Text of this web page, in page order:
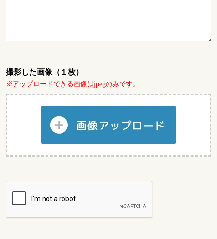
撮影した画像（１枚）
※アップロードできる画像はjpegのみです。